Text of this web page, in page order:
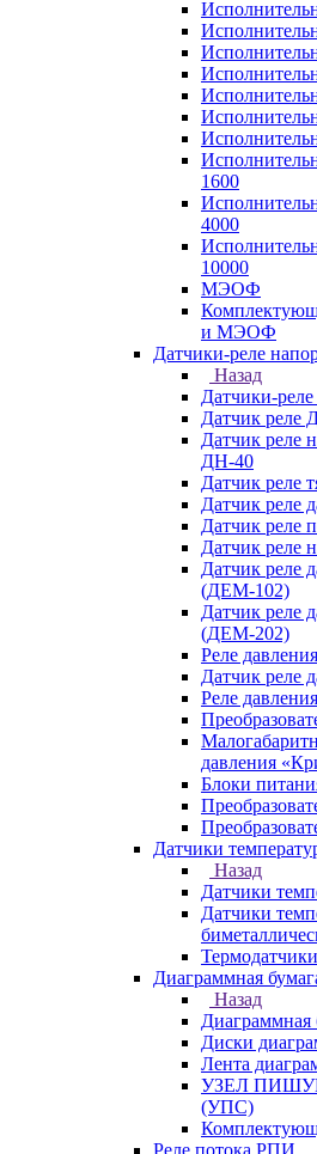
1600
4000
10000
МЭОФ
и МЭОФ
Датчики-реле
Назад
Датчики-
Датчик реле
Датчик реле
ДН-40
Датчик реле
Датчик реле
Датчик реле
Датчик реле
Датчик реле
(ДЕМ-102)
Датчик реле
(ДЕМ-202)
Реле
Датчик реле
Реле
давления
Блоки
Датчики
Назад
Датчики
Датчики
Диаграммная
Назад
Диски
Лента
УЗЕЛ
(УПС)
Реле потока РПИ